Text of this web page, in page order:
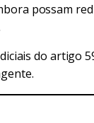
possam
do artigo